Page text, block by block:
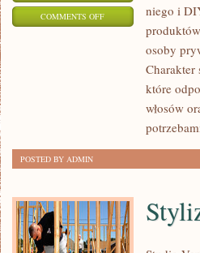
COMMENTS OFFON
niego i
osoby
Charakter
które
włosów
POSTED BY ADMIN